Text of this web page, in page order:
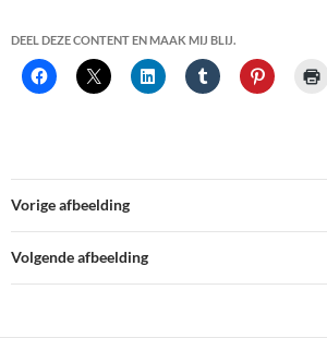
DEEL DEZE CONTENT EN MAAK MIJ BLIJ.
Vorige afbeelding
Volgende afbeelding